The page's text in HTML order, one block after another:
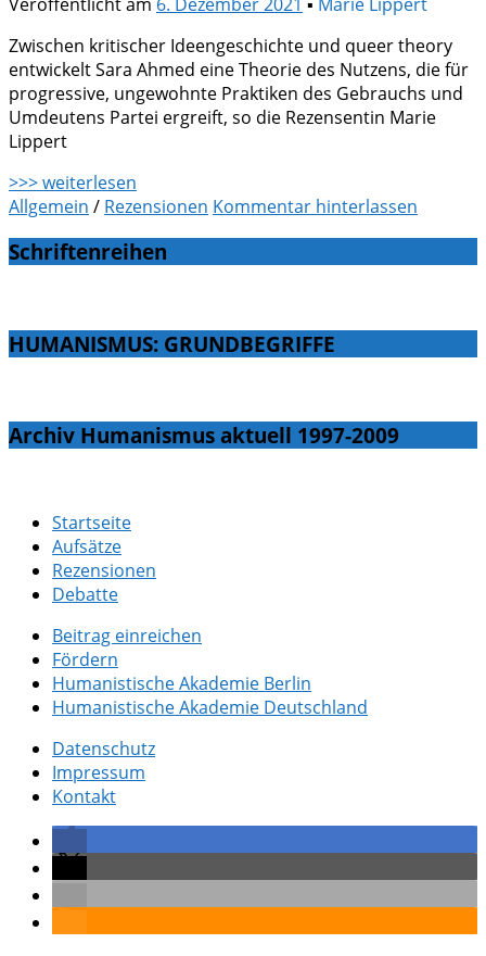
Zwischen kritischer Ideengeschichte und queer theory
entwickelt Sara Ahmed eine Theorie des Nutzens, die für
progressive, ungewohnte Praktiken des Gebrauchs und
Umdeutens Partei ergreift, so die Rezensentin Marie
Lippert
>>> weiterlesen
Allgemein / Rezensionen Kommentar hinterlassen
Schriftenreihen
HUMANISMUS: GRUNDBEGRIFFE
Archiv Humanismus aktuell 1997-2009
Startseite
Aufsätze
Rezensionen
Debatte
Beitrag einreichen
Fördern
Humanistische Akademie Berlin
Humanistische Akademie Deutschland
Datenschutz
Impressum
Kontakt